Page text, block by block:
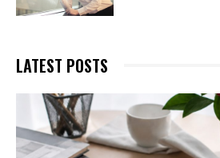
LATEST POSTS